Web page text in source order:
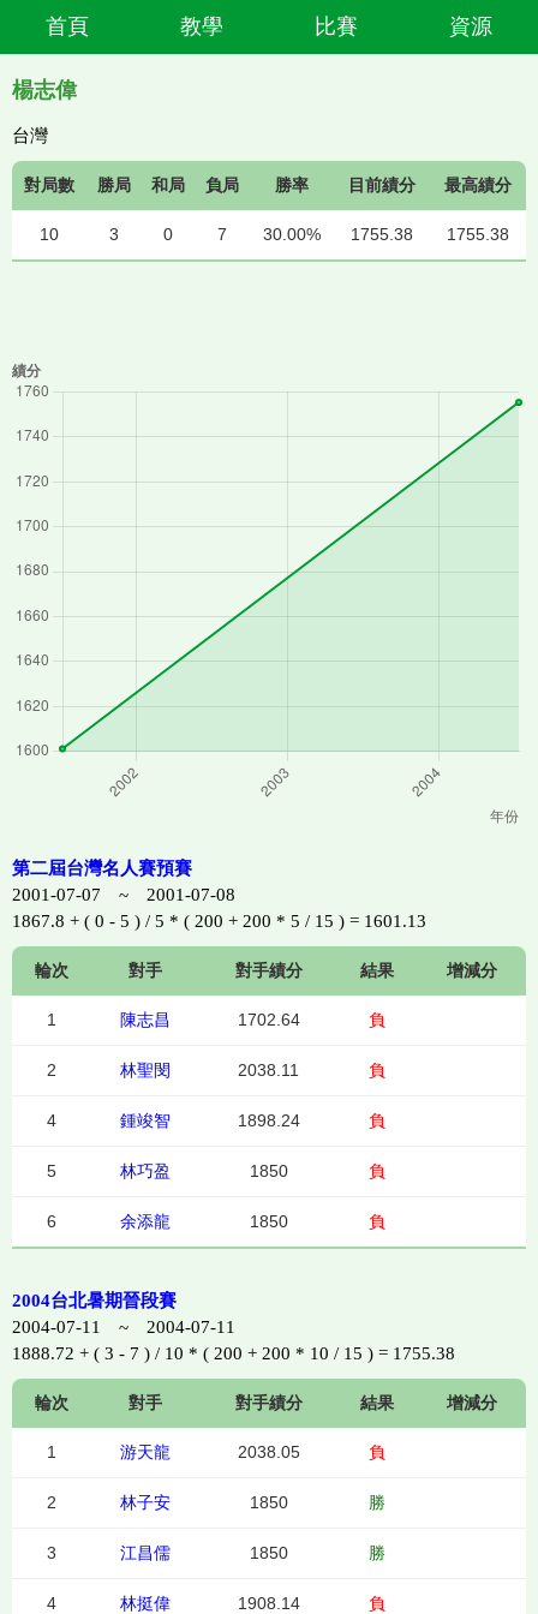
首頁 教學 比賽 資源
楊志偉
台灣
對局數 勝局 和局 負局 勝率 目前績分 最高績分
10 3 0 7 30.00% 1755.38 1755.38
第二屆台灣名人賽預賽
2001-07-07 ~ 2001-07-08
1867.8 + ( 0 - 5 ) / 5 * ( 200 + 200 * 5 / 15 ) = 1601.13
輪次 對手 對手績分 結果 增減分
1 陳志昌 1702.64 負
2 林聖閔 2038.11 負
4 鍾竣智 1898.24 負
5 林巧盈 1850 負
6 余添龍 1850 負
2004台北暑期晉段賽
2004-07-11 ~ 2004-07-11
1888.72 + ( 3 - 7 ) / 10 * ( 200 + 200 * 10 / 15 ) = 1755.38
輪次 對手 對手績分 結果 增減分
1 游天龍 2038.05 負
2 林子安 1850 勝
3 江昌儒 1850 勝
4 林挺偉 1908.14 負